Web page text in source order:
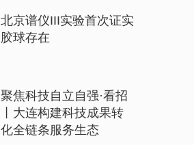
北京谱仪III实验首次证实
胶球存在
聚焦科技自立自强·看招
丨大连构建科技成果转
化全链条服务生态